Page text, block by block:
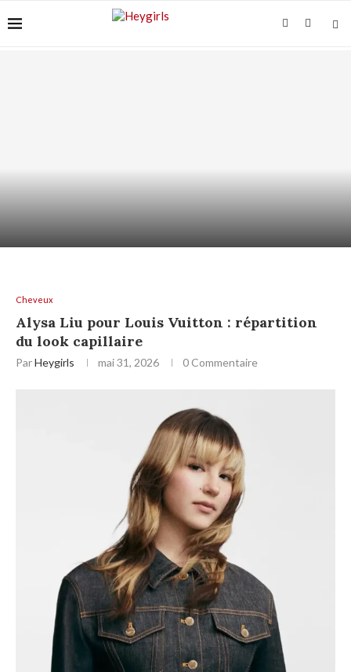
Cheveux
Alysa Liu pour Louis Vuitton : répartition
du look capillaire
ParHeygirls mai 31, 2026 0 Commentaire